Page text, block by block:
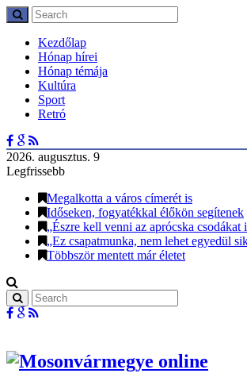
Kezdőlap
Hónap hírei
Hónap témája
Kultúra
Sport
Retró
2026. augusztus. 9
Legfrissebb
Megalkotta a város címerét is
Időseken, fogyatékkal élőkön segítenek
„Észre kell venni az aprócska csodákat
„Ez csapatmunka, nem lehet egyedül
Többször mentett már életet